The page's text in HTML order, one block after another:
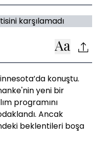
konuştu.
yeni bir
programını
Ancak
beklentileri boşa